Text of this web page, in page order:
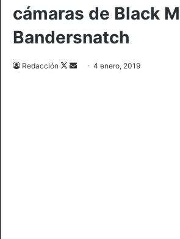
cámaras de Black
Bandersnatch
Redacción
Follow
Send4 enero, 2019